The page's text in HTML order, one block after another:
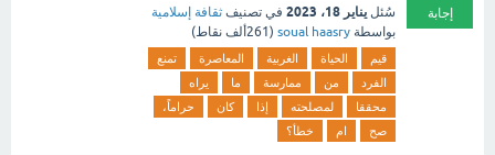
إجابة سُئل يناير 18، 2023 في تصنيف ثقافة إسلامية
بواسطة soual haasry
( 261ألف نقاط)
قيم الحياة الغربية المعاصرة
تمنع
الفرد
من ممارسة ما
يراه
محققا
لمصلحته إذا كان
حراماً،
صح
ام خطأ؟